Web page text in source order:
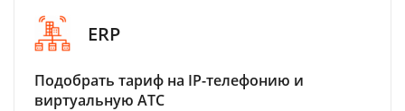
ERP
Подобрать тариф на IP-телефонию и
виртуальную АТС